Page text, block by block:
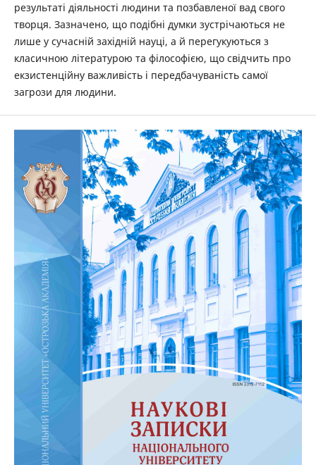
результаті діяльності людини та позбавленої вад свого
творця. Зазначено, що подібні думки зустрічаються не
лише у сучасній західній ­науці, а й перегукуються з
класичною літературою та філософією, що свідчить про
екзистенційну важливість і передбачуваність самої
загрози для людини.